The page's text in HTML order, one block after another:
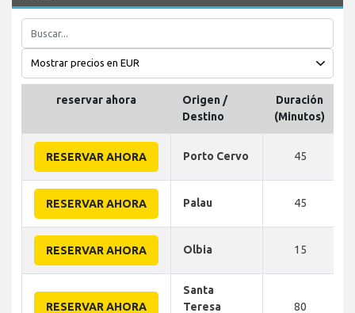
reservar ahora
Origen /
Destino
Duración
(Minutos)
RESERVAR AHORA Porto Cervo 45
RESERVAR AHORA Palau 45
RESERVAR AHORA Olbia 15
RESERVAR AHORA
Santa
Teresa
80